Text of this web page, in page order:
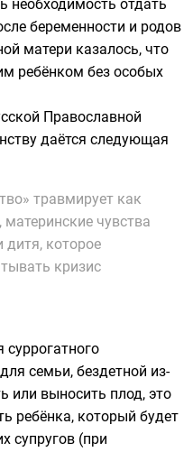
необходимость отдать
беременности и родов
матери казалось, что
ребёнком без особых
Православной
даётся следующая
травмирует как
чувства
дитя, которое
кризис
суррогатного
семьи, бездетной из-
или выносить плод, это
ребёнка, который будет
супругов (при